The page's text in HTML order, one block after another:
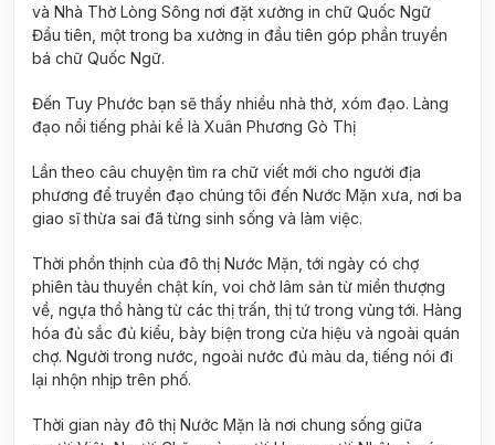
và Nhà Thờ Lòng Sông nơi đặt xưởng in chữ Quốc Ngữ
Đầu tiên, một trong ba xưởng in đầu tiên góp phần truyền
bá chữ Quốc Ngữ.
Đến Tuy Phước bạn sẽ thấy nhiều nhà thờ, xóm đạo. Làng
đạo nổi tiếng phải kể là Xuân Phương Gò Thị
Lần theo câu chuyện tìm ra chữ viết mới cho người địa
phương để truyền đạo chúng tôi đến Nước Mặn xưa, nơi ba
giao sĩ thừa sai đã từng sinh sống và làm việc.
Thời phồn thịnh của đô thị Nước Mặn, tới ngày có chợ
phiên tàu thuyền chật kín, voi chở lâm sản từ miền thượng
về, ngựa thồ hàng từ các thị trấn, thị tứ trong vùng tới. Hàng
hóa đủ sắc đủ kiểu, bày biện trong cửa hiệu và ngoài quán
chợ. Người trong nước, ngoài nước đủ màu da, tiếng nói đi
lại nhộn nhịp trên phố.
Thời gian này đô thị Nước Mặn là nơi chung sống giữa